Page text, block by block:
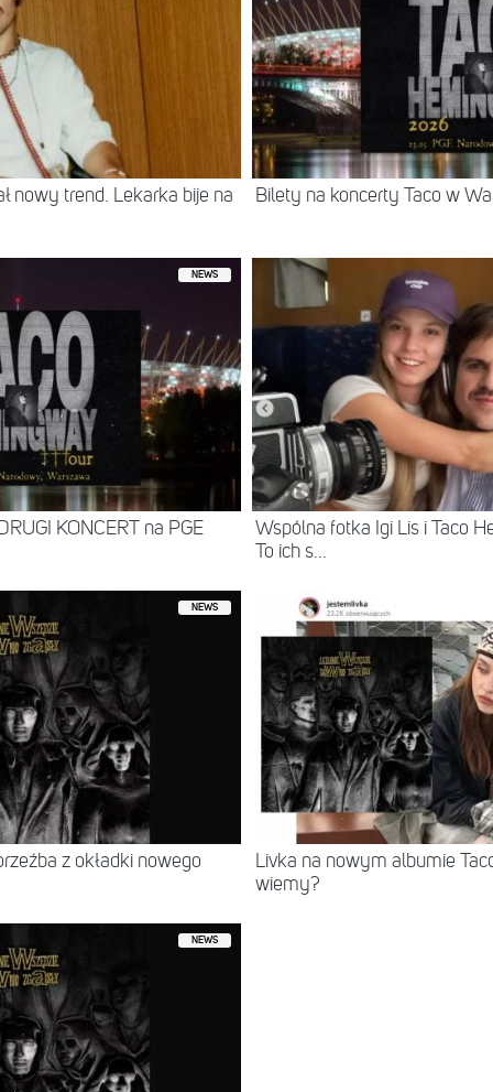
nowy trend. Lekarka bije na Bilety na koncerty Taco w
NEWS
KONCERT na PGE
Wspólna fotka Igi Lis i Taco
To ich s...
NEWS
z okładki nowego
Livka na nowym albumie
wiemy?
NEWS